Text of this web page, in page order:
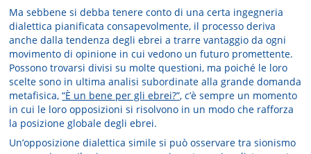
Ma sebbene si debba tenere conto di una certa ingegneria
dialettica pianificata consapevolmente, il processo deriva
anche dalla tendenza degli ebrei a trarre vantaggio da ogni
movimento di opinione in cui vedono un futuro promettente.
Possono trovarsi divisi su molte questioni, ma poiché le loro
scelte sono in ultima analisi subordinate alla grande domanda
metafisica,“È un bene per gli ebrei?”, c’è sempre un momento
in cui le loro opposizioni si risolvono in un modo che rafforza
la posizione globale degli ebrei.
Un’opposizione dialettica simile si può osservare tra sionismo